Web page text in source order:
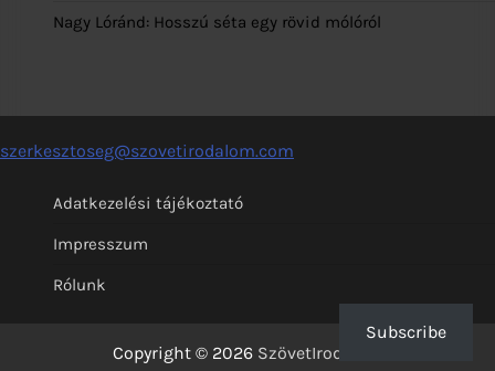
Nagy Lóránd: Hosszú séta egy rövid mólóról
szerkesztoseg@szovetirodalom.com
Adatkezelési tájékoztató
Impresszum
Rólunk
Copyright © 2026 SzövetIrodalom
Subscribe